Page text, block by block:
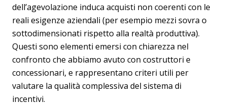
dell’agevolazione induca acquisti non coerenti con le
reali esigenze aziendali (per esempio mezzi sovra o
sottodimensionati rispetto alla realtà produttiva).
Questi sono elementi emersi con chiarezza nel
confronto che abbiamo avuto con costruttori e
concessionari, e rappresentano criteri utili per
valutare la qualità complessiva del sistema di
incentivi.